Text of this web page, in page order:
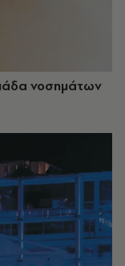
νοσημάτων